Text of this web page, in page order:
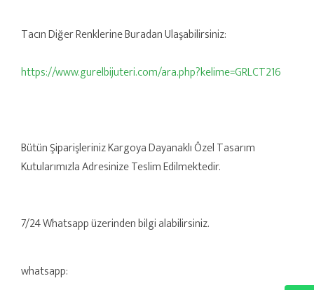
Tacın Diğer Renklerine Buradan Ulaşabilirsiniz:
https://www.gurelbijuteri.com/ara.php?kelime=GRLCT216
Bütün Şiparişleriniz Kargoya Dayanaklı Özel Tasarım
Kutularımızla Adresinize Teslim Edilmektedir.
7/24 Whatsapp üzerinden bilgi alabilirsiniz.
whatsapp: